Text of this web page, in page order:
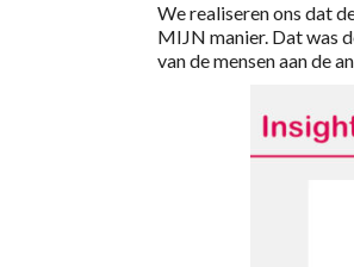
We realiseren ons dat
MIJN manier. Dat was
van de mensen aan de